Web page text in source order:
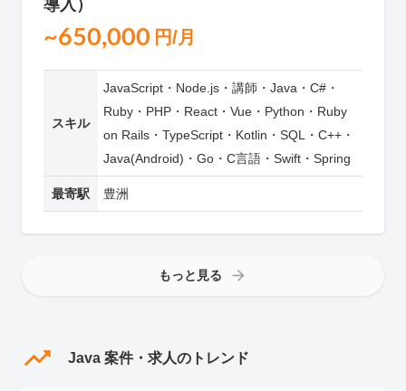
導入）
~650,000 円/月
スキル
JavaScript・Node.js・講師・Java・C#・
Ruby・PHP・React・Vue・Python・Ruby
on Rails・TypeScript・Kotlin・SQL・C++・
Java(Android)・Go・C言語・Swift・Spring
最寄駅 豊洲
もっと見る
Java 案件・求人のトレンド